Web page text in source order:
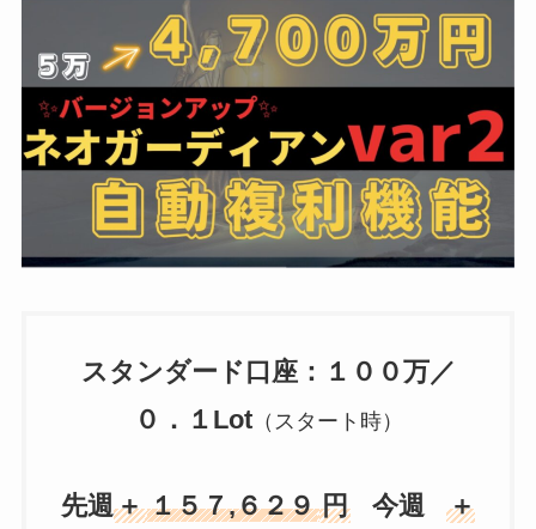
スタンダード口座： １００万／
０．１Lot（スタート時）
先週＋ １５７,６２９ 円 今週
＋